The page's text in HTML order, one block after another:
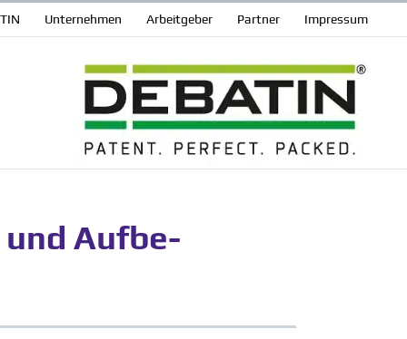
Unter­nehmen Arbeit­geber Partner Impressum
und Aufbe­